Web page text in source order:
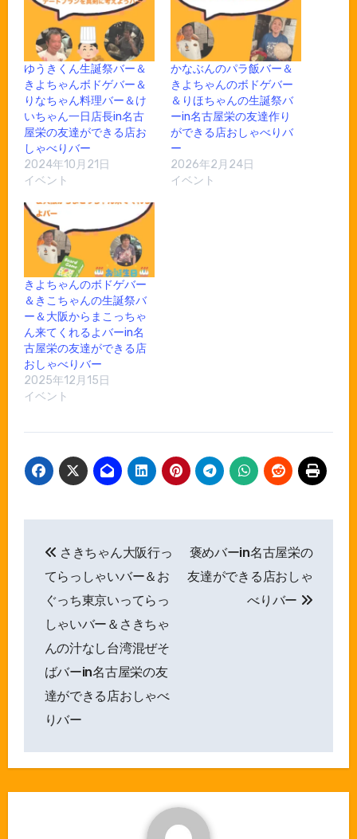
ゆうきくん生誕祭バー＆
きよちゃんボドゲバー＆
りなちゃん料理バー＆け
いちゃん一日店長in名古
屋栄の友達ができる店お
しゃべりバー
2024年10月21日
イベント
かなぶんのパラ飯バー＆
きよちゃんのボドゲバー
＆りほちゃんの生誕祭バ
ーin名古屋栄の友達作り
ができる店おしゃべりバ
ー
2026年2月24日
イベント
きよちゃんのボドゲバー
＆きこちゃんの生誕祭バ
ー＆大阪からまこっちゃ
ん来てくれるよバーin名
古屋栄の友達ができる店
おしゃべりバー
2025年12月15日
イベント
稿
ナ
ビ
ゲ
ー
シ
ョ
ン
さきちゃん大阪行っ
てらっしゃいバー＆お
ぐっち東京いってらっ
しゃいバー＆さきちゃ
んの汁なし台湾混ぜそ
ばバーin名古屋栄の友
達ができる店おしゃべ
りバー
褒めバーin名古屋栄の
友達ができる店おしゃ
べりバー